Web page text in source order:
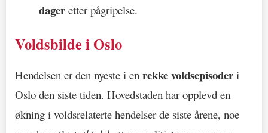
dager etter pågripelse.
Voldsbilde i Oslo
Hendelsen er den nyeste i en rekke voldsepisoder i
Oslo den siste tiden. Hovedstaden har opplevd en
økning i voldsrelaterte hendelser de siste årene, noe